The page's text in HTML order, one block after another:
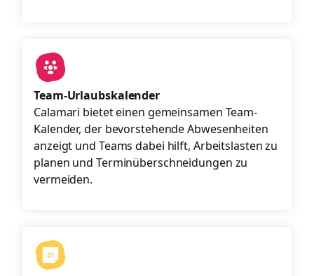
Team-Urlaubskalender
Calamari bietet einen gemeinsamen Team-
Kalender, der bevorstehende Abwesenheiten
anzeigt und Teams dabei hilft, Arbeitslasten zu
planen und Terminüberschneidungen zu
vermeiden.